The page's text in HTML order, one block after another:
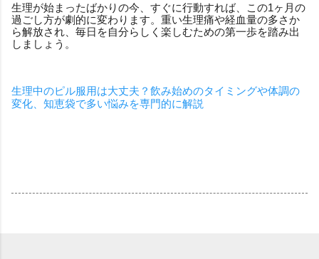
生理が始まったばかりの今、すぐに行動すれば、この1ヶ月の
過ごし方が劇的に変わります。重い生理痛や経血量の多さか
ら解放され、毎日を自分らしく楽しむための第一歩を踏み出
しましょう。
生理中のピル服用は大丈夫？飲み始めのタイミングや体調の
変化、知恵袋で多い悩みを専門的に解説